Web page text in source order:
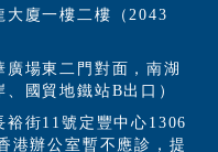
大廈一樓二樓（2043
場東二門對面，南湖
國貿地鐵站B出口）
街11號定豐中心1306
港辦公室暫不應診，提